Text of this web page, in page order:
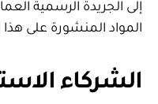
إلى الجريدة الرسمية
المواد المنشورة على
الشركاء